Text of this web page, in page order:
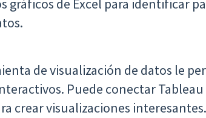
gráficos de Excel para identificar
de visualización de datos le
Puede conectar Tableau
crear visualizaciones interesantes.